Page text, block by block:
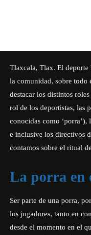
Tlaxcala, Tlax. El
la comunidad, sobre todo
destacar los distintos
rol de los deportistas, las
conocidas como
e inclusive los directivos
contamos sobre el ritual
La porra en
Ser parte de una porra,
los jugadores, tanto en
desde el momento en el